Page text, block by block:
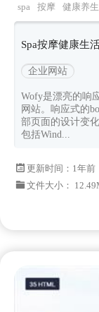
spa 按摩 健康养生
Spa按摩健康生
企业网站
Wofy是漂亮的响
网站。响应式的
部页面的设计变
包括Wind...
更新时间： 1年前
文件大小：